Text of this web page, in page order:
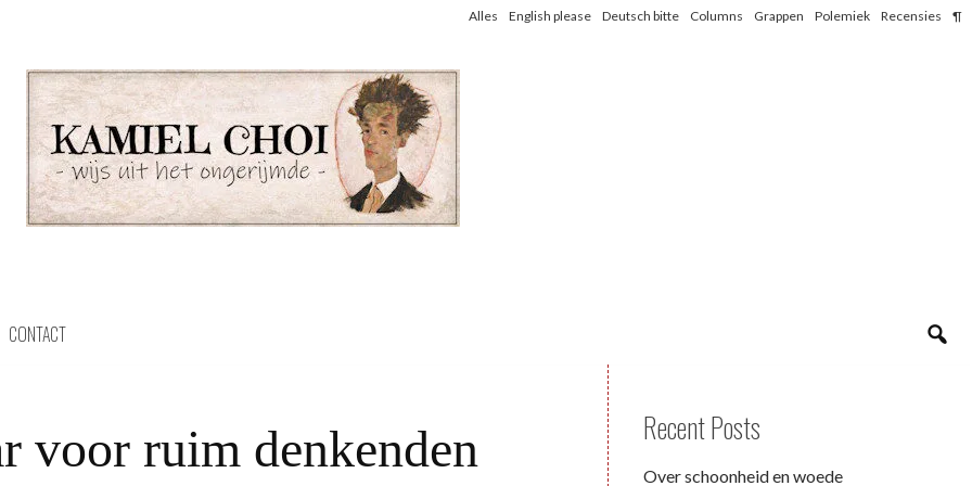
Alles English please Deutsch bitte Columns Grappen Polemiek Recensies ¶
CONTACT
voor ruim denkenden Recent Posts
Over schoonheid en woede